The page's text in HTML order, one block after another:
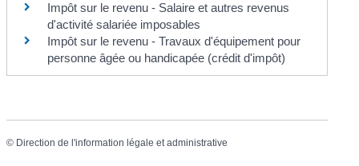
Impôt sur le revenu - Salaire et autres revenus
d'activité salariée imposables
Impôt sur le revenu - Travaux d'équipement pour
personne âgée ou handicapée (crédit d'impôt)
© Direction de l'information légale et administrative